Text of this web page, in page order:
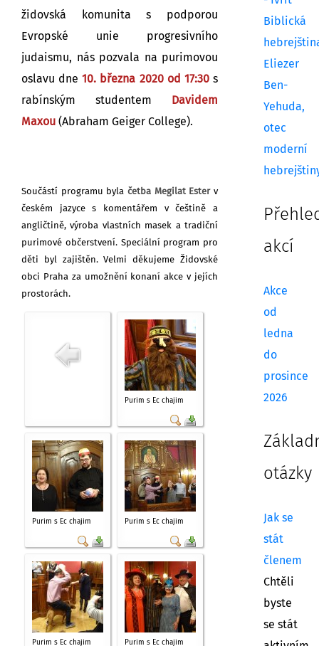
židovská komunita s podporou
Evropské unie progresivního
judaismu, nás pozvala na purimovou
oslavu dne10. března 2020 od 17:30s
rabínským studentem
Davidem
Maxou (Abraham Geiger College).
Součástí programu byla četba Megilat Esterv
českém jazyce s komentářem v češtině a
angličtině, výroba vlastních masek a tradiční
purimové občerstvení. Speciální program pro
děti byl zajištěn. Velmi děkujeme Židovské
obci Praha za umožnění konaní akce v jejích
prostorách.
Purim s Ec chajim
Purim s Ec chajim Purim s Ec chajim
Purim s Ec chajim Purim s Ec chajim
Biblická
Eliezer
Ben-
Yehuda,
otec
moderní
akcí
Akce
od
ledna
do
prosince
2026
otázky
Jak se
stát
členem
Chtěli
byste
se stát